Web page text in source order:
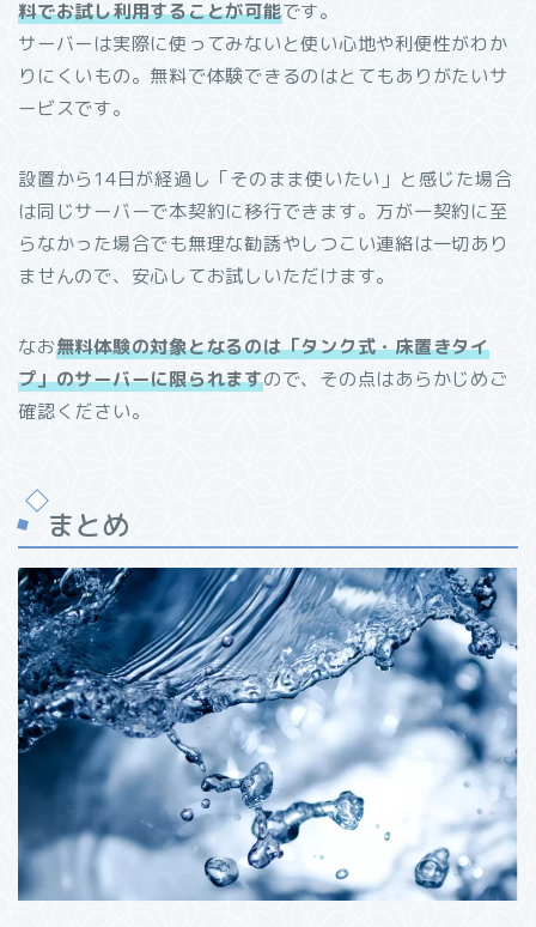
料でお試し利用することが可能です。
サーバーは実際に使ってみないと使い心地や利便性がわか
りにくいもの。無料で体験できるのはとてもありがたいサ
ービスです。
設置から14日が経過し「そのまま使いたい」と感じた場合
は同じサーバーで本契約に移行できます。万が一契約に至
らなかった場合でも無理な勧誘やしつこい連絡は一切あり
ませんので、安心してお試しいただけます。
なお無料体験の対象となるのは「タンク式・床置きタイ
プ」のサーバーに限られますので、その点はあらかじめご
確認ください。
まとめ